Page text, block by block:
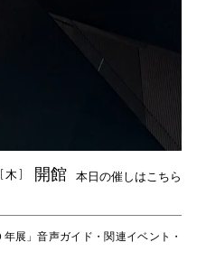
[木 ] 開館 本日の催しはこちら
年展」音声ガイド・関連イベント・